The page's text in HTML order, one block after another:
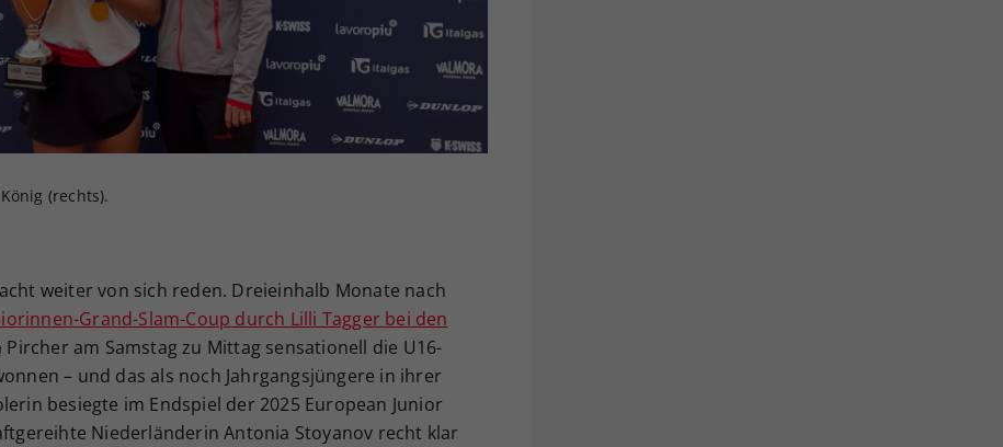
(rechts).
weiter von sich reden. Dreieinhalb Monate nach
Grand-Slam-Coup durch Lilli Tagger bei den
Pircher am Samstag zu Mittag sensationell die U16-
– und das als noch Jahrgangsjüngere in ihrer
besiegte im Endspiel der 2025 European Junior
Niederländerin Antonia Stoyanov recht klar
Ihrer vorgenommen Einstellungen, falls der
Webseiten-Betreiber dies eingestellt hat.